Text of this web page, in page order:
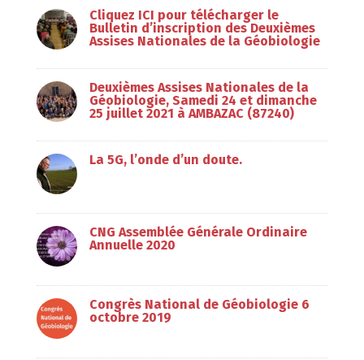
Cliquez ICI pour télécharger le
Bulletin d’inscription des Deuxièmes
Assises Nationales de la Géobiologie
Deuxièmes Assises Nationales de la
Géobiologie, Samedi 24 et dimanche
25 juillet 2021 à AMBAZAC (87240)
La 5G, l’onde d’un doute.
CNG Assemblée Générale Ordinaire
Annuelle 2020
Congrès National de Géobiologie 6
octobre 2019